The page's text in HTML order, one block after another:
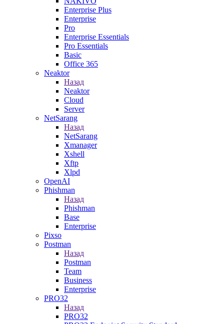
Enterprise Plus
Enterprise
Pro
Enterprise Essentials
Pro Essentials
Basic
Office 365
Neaktor
Назад
Neaktor
Cloud
Server
NetSarang
Назад
NetSarang
Xmanager
Xshell
Xftp
Xlpd
OpenAI
Phishman
Назад
Phishman
Base
Enterprise
Pixso
Postman
Назад
Postman
Team
Business
Enterprise
PRO32
Назад
PRO32